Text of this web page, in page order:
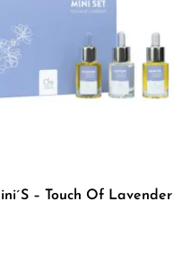
– Touch Of Lavender